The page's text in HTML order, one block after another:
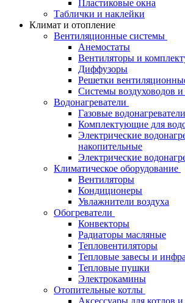
Пластиковые окна
Таблички и наклейки
Климат и отопление
Вентиляционные системы
Анемостаты
Вентиляторы и
Диффузоры
Решетки
Системы воздуховодов
Водонагреватели
Газовые водонагреватели
Комплектующие для
Электрические
накопительные
Электрические
Климатическое оборудование
Вентиляторы
Кондиционеры
Увлажнители воздуха
Обогреватели
Конвекторы
Радиаторы масляные
Тепловентиляторы
Тепловые завесы и
Тепловые пушки
Электрокамины
Отопительные котлы
Аксессуары для котлов